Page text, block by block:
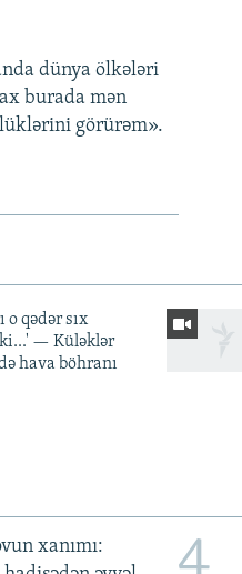
dünya ölkələri
burada mən
görürəm».
o qədər sıx
— Küləklər
hava böhranı
xanımı: